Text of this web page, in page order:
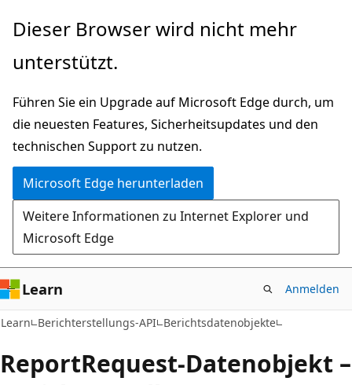
Zu
wechseln
Dieser Browser wird nicht mehr
unterstützt.
Führen Sie ein Upgrade auf Microsoft Edge durch, um
die neuesten Features, Sicherheitsupdates und den
technischen Support zu nutzen.
Microsoft Edge herunterladen
Weitere Informationen zu Internet Explorer und
Microsoft Edge
Learn Anmelden
Learn Berichterstellungs-API Berichtsdatenobjekte
ReportRequest-Datenobjekt –